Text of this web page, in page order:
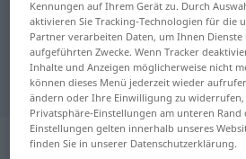
Tschechisch-Deutsch
für "exekutor"
"exekutor" Deutsch
„exekutor“:
Kennungen auf Ihrem Gerät zu. Durch
aktivieren Sie Tracking-Technologien für die
Partner verarbeiten Daten, um Ihnen Dienste
aufgeführten Zwecke. Wenn Tracker
Inhalte und Anzeigen möglicherweise nicht
können dieses Menü jederzeit wieder
ändern oder Ihre Einwilligung zu widerrufen,
Privatsphäre-Einstellungen am unteren Rand
Einstellungen gelten innerhalb unseres
finden Sie in unserer Datenschutzerklärung.